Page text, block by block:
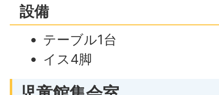
設備
テーブル1台
イス4脚